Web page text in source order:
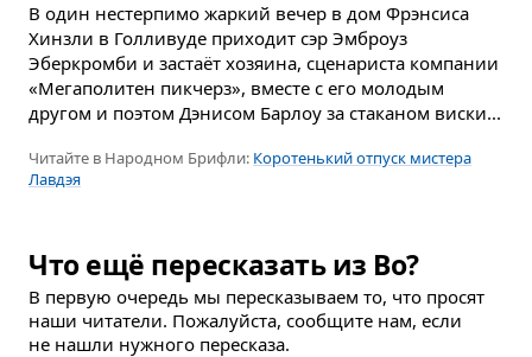
В один нестерпимо жаркий вечер в дом Фрэнсиса
Хинзли в Голливуде приходит сэр Эмброуз
Эберкромби и застаёт хозяина, сценариста компании
«Мегаполитен пикчерз», вместе с его молодым
другом и поэтом Дэнисом Барлоу за стаканом виски...
Читайте в Народном Брифли: Коротенький отпуск мистера
Лавдэя
Что ещё пересказать из Во?
В первую очередь мы пересказываем то, что просят
наши читатели. Пожалуйста, сообщите нам, если
не нашли нужного пересказа.